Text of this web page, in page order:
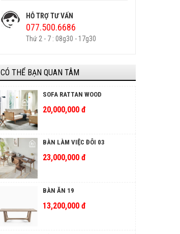
HỖ TRỢ TƯ VẤN
077.500.6686
Thứ 2 - 7 : 08g30 - 17g30
CÓ THỂ BẠN QUAN TÂM
SOFA RATTAN WOOD
20,000,000 đ
BÀN LÀM VIỆC ĐÔI 03
23,000,000 đ
BÀN ĂN 19
13,200,000 đ